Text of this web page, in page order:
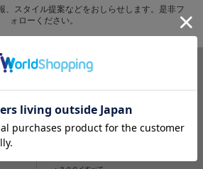
、スタイル提案などをおしらせします。是非フ
ォローください。
タイトフィット
・ニットシャツすべて